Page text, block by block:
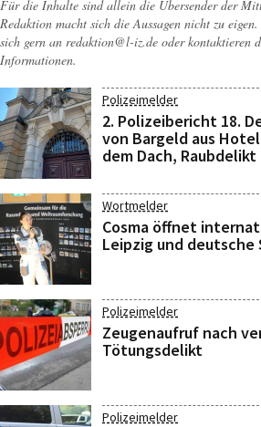
Für die Inhalte sind allein die Übersender der
Redaktion macht sich die Aussagen nicht zu
sich gern an redaktion@l-iz.de oder kontaktieren
Informationen.
Polizeimelder
2. Polizeibericht 18.
von Bargeld aus
dem Dach, Raubdelikt
Wortmelder
Cosma öffnet
Leipzig und deutsche
Polizeimelder
Zeugenaufruf nach
Tötungsdelikt
Polizeimelder